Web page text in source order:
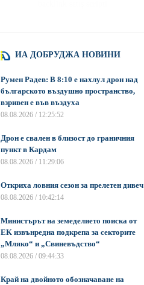
ИА ДОБРУДЖА НОВИНИ
Румен Радев: В 8:10 е нахлул дрон над
българското въздушно пространство,
взривен е във въздуха
08.08.2026 / 12:25:52
Дрон е свален в близост до граничния
пункт в Кардам
08.08.2026 / 11:29:06
Откриха ловния сезон за прелетен дивеч
08.08.2026 / 10:42:14
Министърът на земеделието поиска от
EK извънредна подкрепа за секторите
„Мляко“ и „Свиневъдство“
08.08.2026 / 09:44:33
Край на двойното обозначаване на